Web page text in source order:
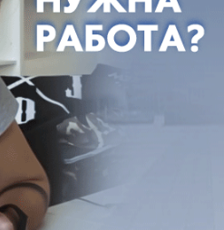
в небе над